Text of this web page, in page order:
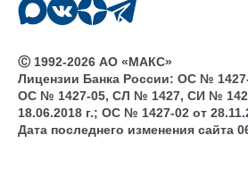
Ⓒ 1992-2026 АО «МАКС»
Лицензии Банка России: ОС №
ОС № 1427-05, СЛ № 1427, СИ №
18.06.2018 г.; ОС № 1427-02 от
Дата последнего изменения сайта